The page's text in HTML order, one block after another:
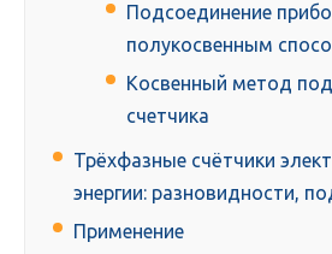
Подсоединение
полукосвенным
Косвенный метод
счетчика
Трёхфазные счётчики
энергии: разновидности,
Применение